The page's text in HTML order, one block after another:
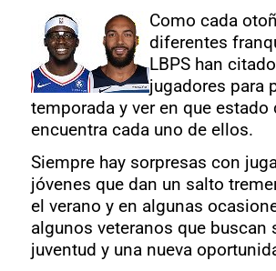
Como cada
diferentes
LBPS han
jugadores para
temporada y ver en que estado
encuentra cada uno de ellos.
Siempre hay sorpresas con
jóvenes que dan un salto
el verano y en algunas
algunos veteranos que buscan
juventud y una nueva